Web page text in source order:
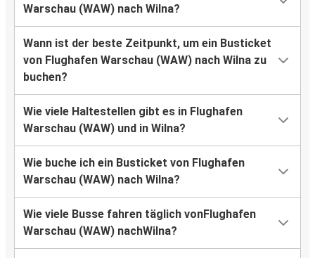
Warschau (WAW) nach Wilna?
Wann ist der beste Zeitpunkt, um ein Busticket
von Flughafen Warschau (WAW) nach Wilna zu
buchen?
Wie viele Haltestellen gibt es in Flughafen
Warschau (WAW) und in Wilna?
Wie buche ich ein Busticket von Flughafen
Warschau (WAW) nach Wilna?
Wie viele Busse fahren täglich vonFlughafen
Warschau (WAW) nachWilna?